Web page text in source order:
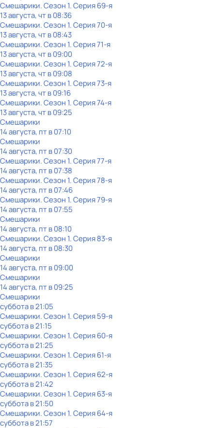
Смешарики. Сезон 1. Серия 69-я
13 августа, чт в 08:36
Смешарики. Сезон 1. Серия 70-я
13 августа, чт в 08:43
Смешарики. Сезон 1. Серия 71-я
13 августа, чт в 09:00
Смешарики. Сезон 1. Серия 72-я
13 августа, чт в 09:08
Смешарики. Сезон 1. Серия 73-я
13 августа, чт в 09:16
Смешарики. Сезон 1. Серия 74-я
13 августа, чт в 09:25
Смешарики
14 августа, пт в 07:10
Смешарики
14 августа, пт в 07:30
Смешарики. Сезон 1. Серия 77-я
14 августа, пт в 07:38
Смешарики. Сезон 1. Серия 78-я
14 августа, пт в 07:46
Смешарики. Сезон 1. Серия 79-я
14 августа, пт в 07:55
Смешарики
14 августа, пт в 08:10
Смешарики. Сезон 1. Серия 83-я
14 августа, пт в 08:30
Смешарики
14 августа, пт в 09:00
Смешарики
14 августа, пт в 09:25
Смешарики
субботав21:05
Смешарики. Сезон 1. Серия 59-я
субботав21:15
Смешарики. Сезон 1. Серия 60-я
субботав21:25
Смешарики. Сезон 1. Серия 61-я
субботав21:35
Смешарики. Сезон 1. Серия 62-я
субботав21:42
Смешарики. Сезон 1. Серия 63-я
субботав21:50
Смешарики. Сезон 1. Серия 64-я
субботав21:57